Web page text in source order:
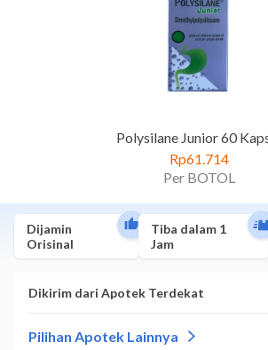
Polysilane Junior 60
Rp61.714
Per BOTOL
Dijamin
Orisinal
Tiba dalam 1
Jam